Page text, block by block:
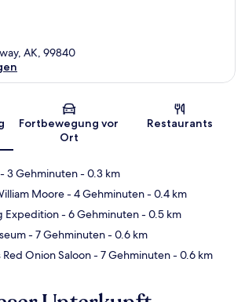
Karte
AK, 99840
Fortbewegung vor
Ort
Restaurants
- 3 Gehminuten- 0.3 km
Moore- 4 Gehminuten- 0.4 km
Expedition- 6 Gehminuten- 0.5 km
- 7 Gehminuten- 0.6 km
Onion Saloon- 7 Gehminuten- 0.6 km